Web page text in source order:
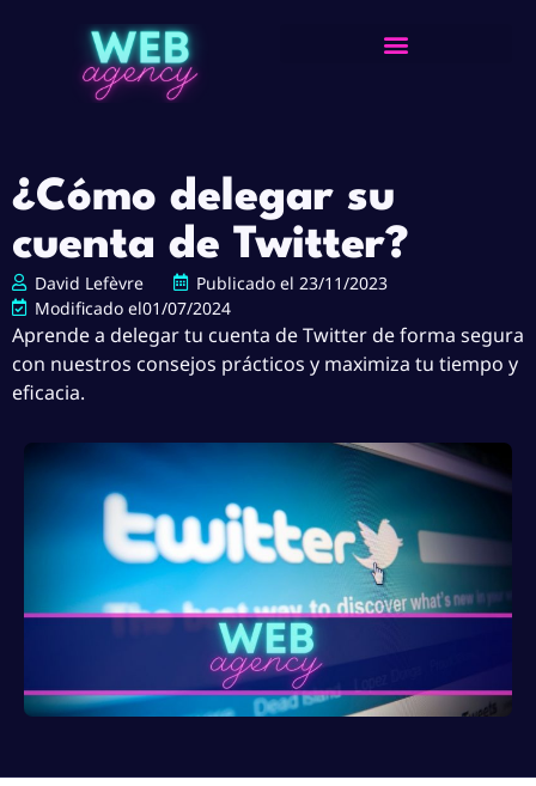
¿Cómo delegar su
cuenta de Twitter?
David Lefèvre Publicado el 23/11/2023
Modificado el01/07/2024
Aprende a delegar tu cuenta de Twitter de forma segura
con nuestros consejos prácticos y maximiza tu tiempo y
eficacia.